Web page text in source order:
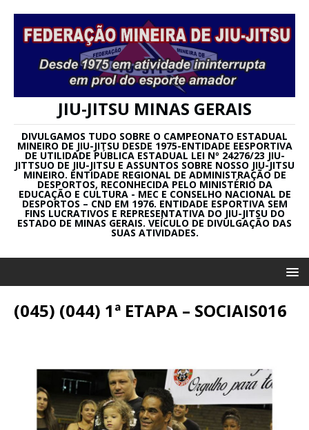
JIU-JITSU MINAS GERAIS
DIVULGAMOS TUDO SOBRE O CAMPEONATO ESTADUAL
MINEIRO DE JIU-JITSU DESDE 1975-ENTIDADE EESPORTIVA
DE UTILIDADE PÚBLICA ESTADUAL LEI Nº 24276/23 JIU-
JITTSUO DE JIU-JITSU E ASSUNTOS SOBRE NOSSO JIU-JITSU
MINEIRO. ENTIDADE REGIONAL DE ADMINISTRAÇÃO DE
DESPORTOS, RECONHECIDA PELO MINISTÉRIO DA
EDUCAÇÃO E CULTURA - MEC E CONSELHO NACIONAL DE
DESPORTOS – CND EM 1976. ENTIDADE ESPORTIVA SEM
FINS LUCRATIVOS E REPRESENTATIVA DO JIU-JITSU DO
ESTADO DE MINAS GERAIS. VEÍCULO DE DIVULGAÇÃO DAS
SUAS ATIVIDADES.
(045) (044) 1ª ETAPA – SOCIAIS016